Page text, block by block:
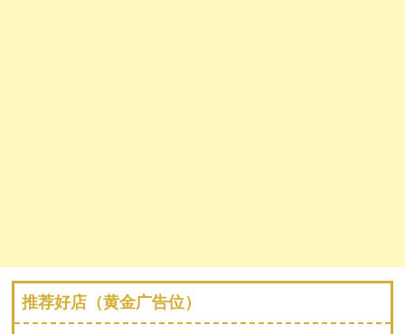
推荐好店（黄金广告位）